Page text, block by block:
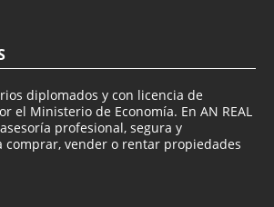
diplomados y con licencia de
el Ministerio de Economía. En AN REAL
asesoría profesional, segura y
comprar, vender o rentar propiedades